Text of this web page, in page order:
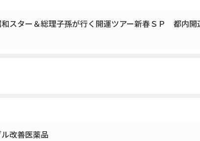
スター＆総理子孫が行く開運ツアー新春ＳＰ 都内開
改善医薬品